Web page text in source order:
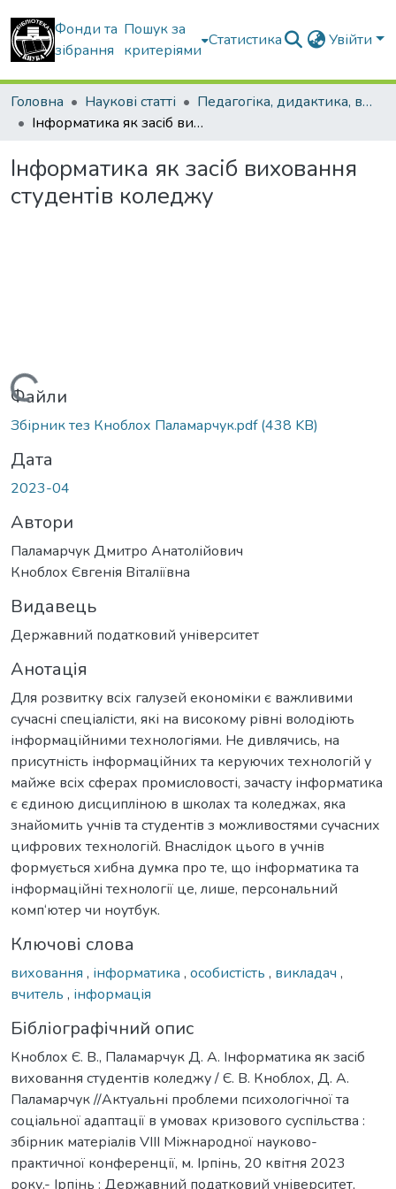
Фонди та
зібрання
Пошук за
критеріями
Статистика Увійти
Головна Наукові статті
Педагогіка, дидактика, вища освіта
Інформатика як засіб виховання студентів коледжу
Інформатика як засіб виховання
студентів коледжу
Вантажиться...
Файли
Збірник тез Кноблох Паламарчук.pdf(438 KB)
Дата
2023-04
Автори
Паламарчук Дмитро Анатолійович
Кноблох Євгенія Віталіївна
Видавець
Державний податковий університет
Анотація
Для розвитку всіх галузей економіки є важливими
сучасні спеціалісти, які на високому рівні володіють
інформаційними технологіями. Не дивлячись, на
присутність інформаційних та керуючих технологій у
майже всіх сферах промисловості, зачасту інформатика
є єдиною дисципліною в школах та коледжах, яка
знайомить учнів та студентів з можливостями сучасних
цифрових технологій. Внаслідок цього в учнів
формується хибна думка про те, що інформатика та
інформаційні технології це, лише, персональний
комп‘ютер чи ноутбук.
Ключові слова
виховання , інформатика , особистість , викладач ,
вчитель , інформація
Бібліографічний опис
Кноблох Є. В., Паламарчук Д. А. Інформатика як засіб
виховання студентів коледжу / Є. В. Кноблох, Д. А.
Паламарчук //Актуальні проблеми психологічної та
соціальної адаптації в умовах кризового суспільства :
збірник матеріалів VІІІ Міжнародної науково-
практичної конференції, м. Ірпінь, 20 квітня 2023
року.- Ірпінь : Державний податковий університет,